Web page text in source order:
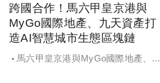
跨國合作！馬六甲皇京港與
MyGo國際地產、九天資產打
造AI智慧城市生態區塊鏈
馬六甲皇京港與MyGo國際地產、九